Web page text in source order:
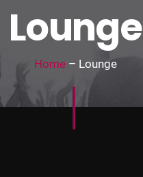
Lounge
Home– Lounge